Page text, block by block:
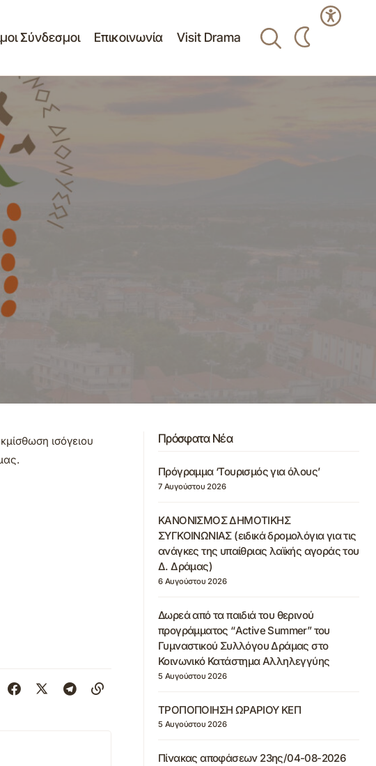
Σύνδεσμοι Επικοινωνία Visit Drama
του ισόγειου
κτιρίο του παλαιού
ισόγειου
Πρόσφατα Νέα
Πρόγραμμα ‘Τουρισμός για όλους’
7 Αυγούστου 2026
ΚΑΝΟΝΙΣΜΟΣ ΔΗΜΟΤΙΚΗΣ
ΣΥΓΚΟΙΝΩΝΙΑΣ (ειδικά δρομολόγια για τις
ανάγκες της υπαίθριας λαϊκής αγοράς του
Δ. Δράμας)
6 Αυγούστου 2026
Δωρεά από τα παιδιά του θερινού
προγράμματος “Active Summer” του
Γυμναστικού Συλλόγου Δράμας στο
Κοινωνικό Κατάστημα Αλληλεγγύης
5 Αυγούστου 2026
ΤΡΟΠΟΠΟΙΗΣΗ ΩΡΑΡΙΟΥ ΚΕΠ
5 Αυγούστου 2026
Πίνακας αποφάσεων 23ης/04-08-2026